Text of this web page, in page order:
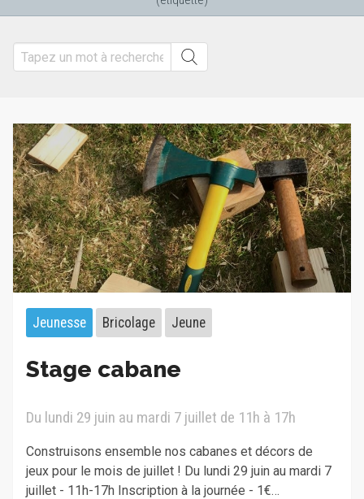
Jeunesse Bricolage Jeune
Stage cabane
Du lundi 29 juin au mardi 7 juillet de 11h à 17h
Construisons ensemble nos cabanes et décors de
jeux pour le mois de juillet ! Du lundi 29 juin au mardi 7
juillet - 11h-17h Inscription à la journée - 1€…